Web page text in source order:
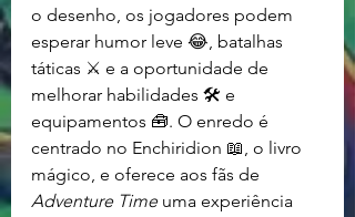
o desenho, os jogadores podem
esperar humor leve 😂, batalhas
táticas ⚔️ e a oportunidade de
melhorar habilidades 🛠️ e
equipamentos 🧰. O enredo é
centrado no Enchiridion 📖, o livro
mágico, e oferece aos fãs de
Adventure Time uma experiência